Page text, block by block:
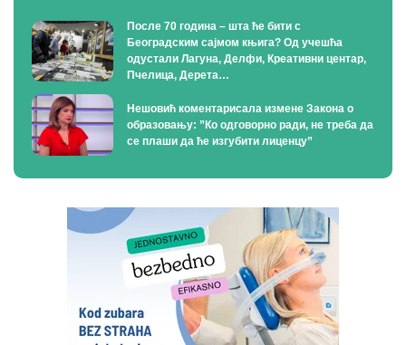
После 70 година – шта ће бити с
Београдским сајмом књига? Од учешћа
одустали Лагуна, Делфи, Креативни центар,
Пчелица, Дерета…
Нешовић коментарисала измене Закона о
образовању: ”Ко одговорно ради, не треба да
се плаши да ће изгубити лиценцу”